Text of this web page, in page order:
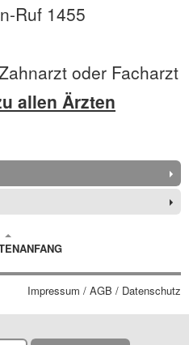
Ruf 1455
oder Facharzt
allen Ärzten
Impressum / AGB / Datenschutz